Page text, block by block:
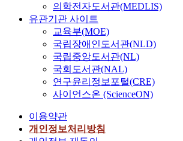
의학전자도서관(MEDLIS)
유관기관 사이트
교육부(MOE)
국립장애인도서관(NLD)
국립중앙도서관(NL)
국회도서관(NAL)
연구윤리정보포털(CRE)
사이언스온 (ScienceON)
이용약관
개인정보처리방침